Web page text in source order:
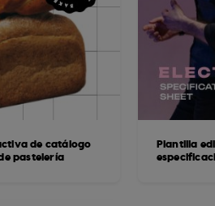
de catálogo
pastelería
Plantilla